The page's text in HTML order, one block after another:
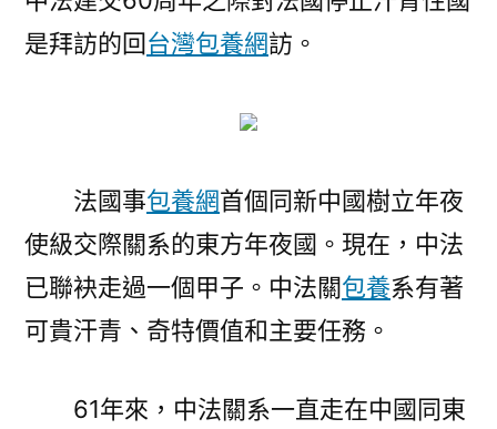
訪
局
年，
中
法
若
聯
是拜訪的回台灣包養網訪。
法國事包養網首個同新中國樹立年夜
使級交際關系的東方年夜國。現在，中法
已聯袂走過一個甲子。中法關包養系有著
可貴汗青、奇特價值和主要任務。
61年來，中法關系一直走在中國同東